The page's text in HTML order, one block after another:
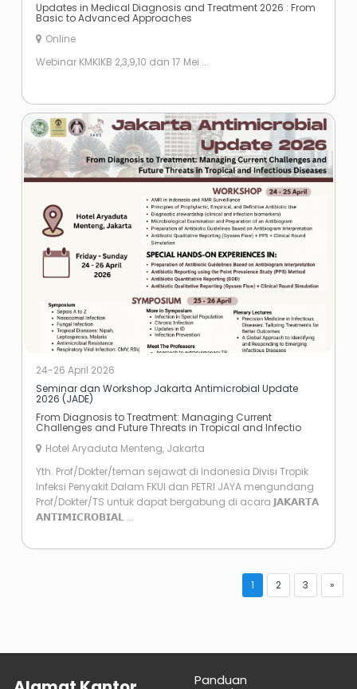
Updates in Medical Diagnosis and Treatment 2026 : From
Basic to Advanced Approaches
Online
Webinar KMKIKB 2,3,9,10 dan 17 Mei ...
24-26 April 2026
Seminar dan Workshop Jakarta Antimicrobial Update
2026 (JADE)
From Diagnosis to Treatment: Managing Current
Challenges and Future Threats in Tropical and Infectio
Hotel Aryaduta Menteng, Jakarta
Yth. Prof/Dokter/teman sejawat di Indonesia Divisi Tropik
Infeksi Penyakit Dalam FKUI dan PETRI JAYA mengundang
Prof/Dokter/TS untuk dapat bergabung di acara 𝗝𝗔𝗞𝗔𝗥𝗧𝗔
𝗔𝗡𝗧𝗜𝗠𝗜𝗖𝗥𝗢𝗕𝗜𝗔𝗟 ...
1 2 3 »
Panduan